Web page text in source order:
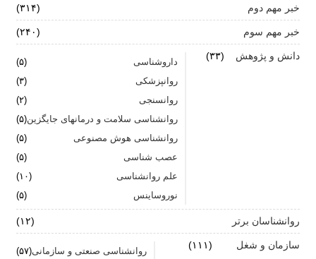
آیا پرخوری و ریزه خواری ارتباطی با استرس دارد؟
اضطراب ناگهانی
جنگ اضطراب با مواد خوراکی
اضطراب را برای خود پر رنگ نکنید
برای بهبود سلامت روان لازم است روزانه از آن مراقبت
خبر مهم دوم (۳۱۴)
خبر مهم سوم (۲۴۰)
دانش و پژوهش (۳۳)
داروشناسی
(۵)
روانپزشکی
(۳)
روانسنجی
(۲)
روانشناسی سلامت و درمانهای جایگزین(۵)
روانشناسی هوش مصنوعی
(۵)
عصب شناسی
(۵)
علم روانشناسی
(۱۰)
نوروساینس
(۵)
روانشناسان برتر (۱۲)
سازمان و شغل (۱۱۱)
روانشناسی صنعتی و سازمانی(۵۷)